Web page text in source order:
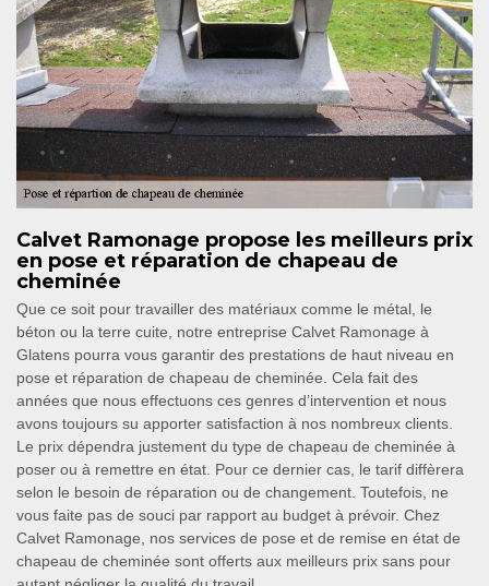
Calvet Ramonage propose les meilleurs prix
en pose et réparation de chapeau de
cheminée
Que ce soit pour travailler des matériaux comme le métal, le
béton ou la terre cuite, notre entreprise Calvet Ramonage à
Glatens pourra vous garantir des prestations de haut niveau en
pose et réparation de chapeau de cheminée. Cela fait des
années que nous effectuons ces genres d’intervention et nous
avons toujours su apporter satisfaction à nos nombreux clients.
Le prix dépendra justement du type de chapeau de cheminée à
poser ou à remettre en état. Pour ce dernier cas, le tarif diffèrera
selon le besoin de réparation ou de changement. Toutefois, ne
vous faite pas de souci par rapport au budget à prévoir. Chez
Calvet Ramonage, nos services de pose et de remise en état de
chapeau de cheminée sont offerts aux meilleurs prix sans pour